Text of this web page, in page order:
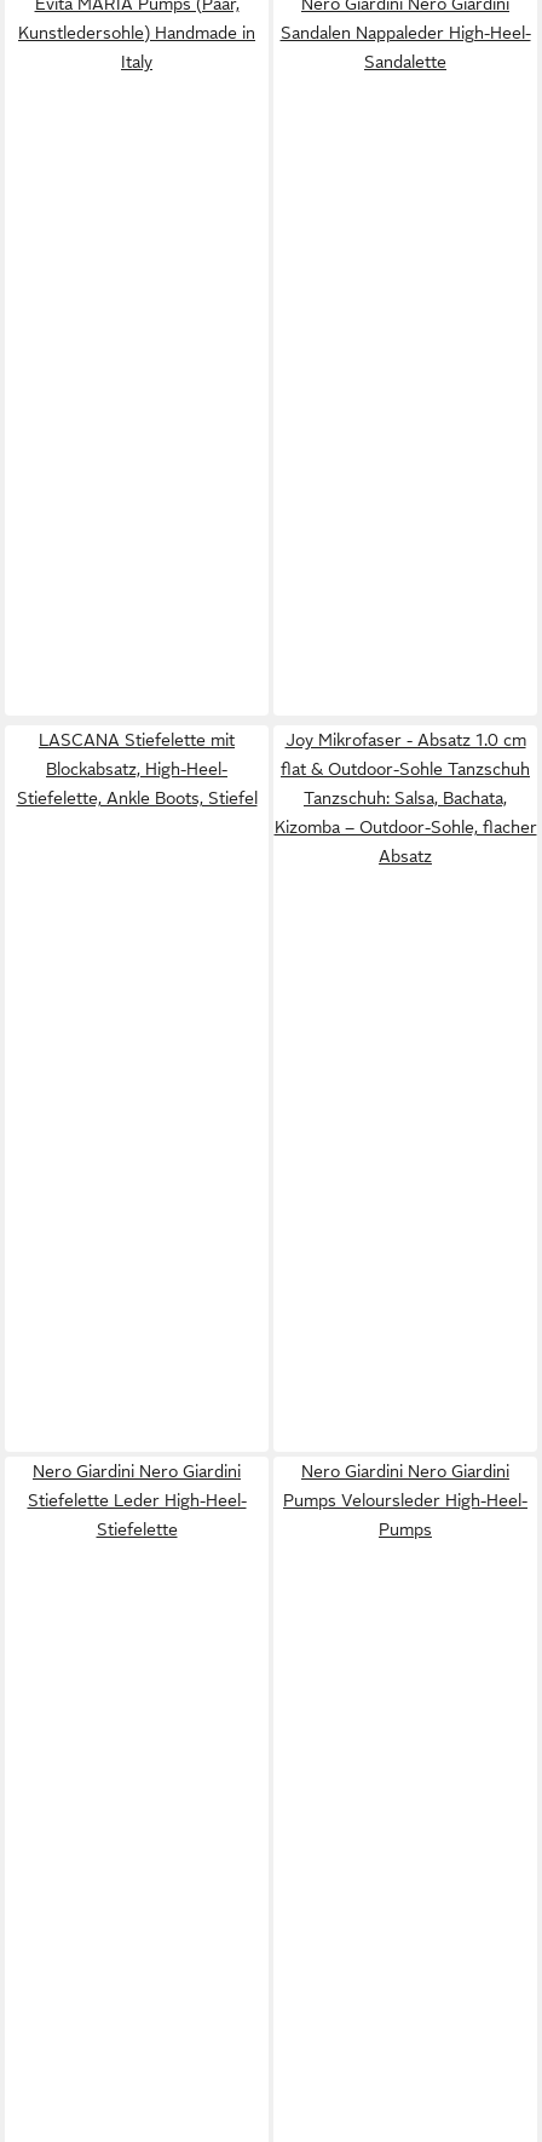
Kunstledersohle) Handmade in
Italy
Sandalen Nappaleder High-Heel-
Sandalette
LASCANA Stiefelette mit
Blockabsatz, High-Heel-
Stiefelette, Ankle Boots, Stiefel
Joy Mikrofaser - Absatz 1.0 cm
flat & Outdoor-Sohle Tanzschuh
Tanzschuh: Salsa, Bachata,
Kizomba – Outdoor-Sohle, flacher
Absatz
Nero Giardini Nero Giardini
Stiefelette Leder High-Heel-
Stiefelette
Nero Giardini Nero Giardini
Pumps Veloursleder High-Heel-
Pumps